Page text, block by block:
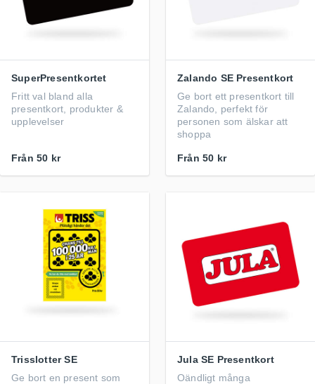
SuperPresentkortet
Fritt val bland alla
presentkort, produkter &
upplevelser
Från 50 kr
Zalando SE Presentkort
Ge bort ett presentkort till
Zalando, perfekt för
personen som älskar att
shoppa
Från 50 kr
Trisslotter SE
Ge bort en present som
Jula SE Presentkort
Oändligt många